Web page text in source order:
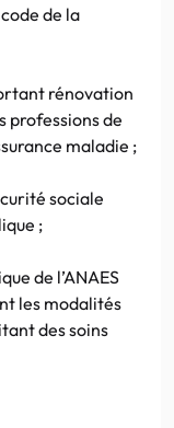
de la
rénovation
professions de
maladie ;
sociale
;
de l’ANAES
les modalités
des soins